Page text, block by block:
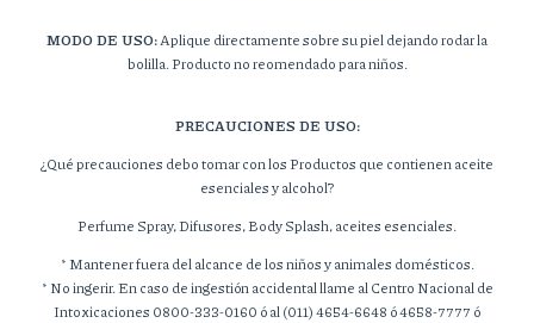
MODO DE USO:Aplique directamente sobre su piel dejando rodar la
bolilla. Producto no reomendado para niños.
PRECAUCIONES DE USO:
¿Qué precauciones debo tomar con los Productos que contienen aceite
esenciales y alcohol?
Perfume Spray, Difusores, Body Splash, aceites esenciales.
* Mantener fuera del alcance de los niños y animales domésticos.
* No ingerir. En caso de ingestión accidental llame al Centro Nacional de
Intoxicaciones 0800-333-0160 ó al (011) 4654-6648 ó 4658-7777 ó